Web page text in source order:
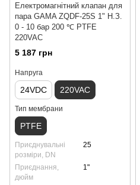
Електромагнітний клапан для
пара GAMA ZQDF-25S 1" Н.З.
0 - 10 бар 200 ℃ PTFE
220VAC
5 187 грн
Напруга
24VDC 220VAC
Тип мембрани
PTFE
Приєднувальні
розміри, DN
25
Приєднання,
дюйм
1"